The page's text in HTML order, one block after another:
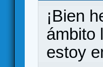
¡Bien
ámbito
estoy